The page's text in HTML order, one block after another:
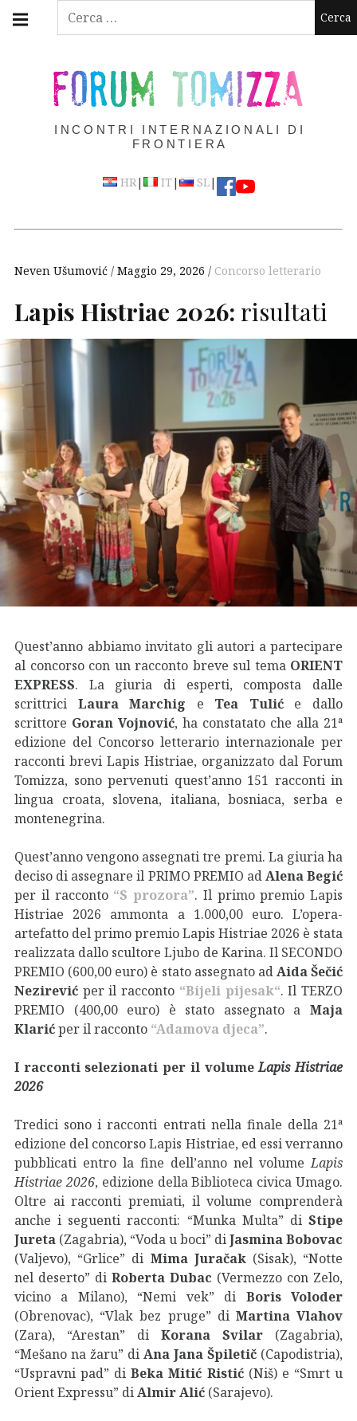
Ricerca
Skip
FORUM TOMIZZA
INCONTRI INTERNAZIONALI DI
FRONTIERA
HR| IT | SL|
navigation
Neven Ušumović Maggio 29, 2026 Concorso letterario
Lapis Histriae 2026: risultati
Quest’anno abbiamo invitato gli autori a partecipare
al concorso con un racconto breve sul tema ORIENT
EXPRESS. La giuria di esperti, composta dalle
scrittrici Laura Marchig e Tea Tuliće dallo
scrittore Goran Vojnović, ha constatato che alla 21ª
edizione del Concorso letterario internazionale per
racconti brevi Lapis Histriae, organizzato dal Forum
Tomizza, sono pervenuti quest’anno 151 racconti in
lingua croata, slovena, italiana, bosniaca, serba e
montenegrina.
Quest’anno vengono assegnati tre premi. La giuria ha
deciso di assegnare il PRIMO PREMIO adAlena Begić
per il racconto “S prozora”. Il primo premio Lapis
Histriae 2026 ammonta a 1.000,00 euro. L’opera-
artefatto del primo premio Lapis Histriae 2026 è stata
realizzata dallo scultore Ljubo de Karina. Il SECONDO
PREMIO (600,00 euro) è stato assegnato adAida Šečić
Nezirević per il racconto “Bijeli pijesak“. Il TERZO
PREMIO (400,00 euro) è stato assegnato a Maja
Klarićper il racconto “Adamova djeca”.
I racconti selezionati per il volumeLapis Histriae
2026
Tredici sono i racconti entrati nella finale della 21ª
edizione del concorso Lapis Histriae, ed essi verranno
pubblicati entro la fine dell’anno nel volumeLapis
Histriae 2026, edizione della Biblioteca civica Umago.
Oltre ai racconti premiati, il volume comprenderà
anche i seguenti racconti: “Munka Multa” di Stipe
Jureta (Zagabria), “Voda u boci” diJasmina Bobovac
(Valjevo), “Grlice” di Mima Juračak(Sisak), “Notte
nel deserto” di Roberta Dubac (Vermezzo con Zelo,
vicino a Milano), “Nemi vek” di Boris Voloder
(Obrenovac), “Vlak bez pruge” di Martina Vlahov
(Zara), “Arestan” di Korana Svilar (Zagabria),
“Mešano na žaru” di Ana Jana Špiletič (Capodistria),
“Uspravni pad” diBeka Mitić Ristić(Niš) e “Smrt u
Orient Expressu” diAlmir Alić (Sarajevo).